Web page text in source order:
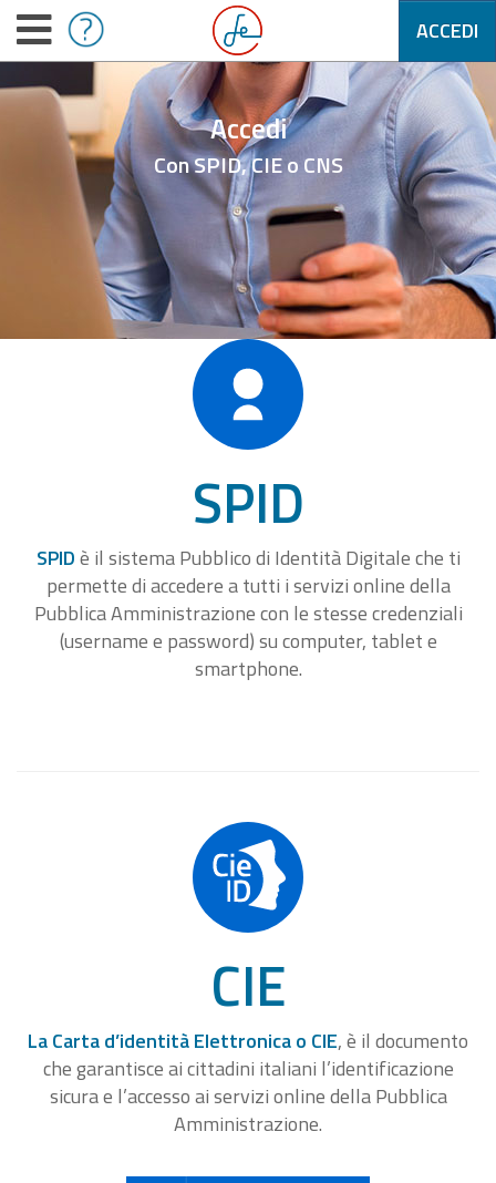
ACCEDI
Accedi
Con SPID, CIE o CNS
SPID
SPIDè il sistema Pubblico di Identità Digitale che ti
permette di accedere a tutti i servizi online della
Pubblica Amministrazione con le stesse credenziali
(username e password) su computer, tablet e
smartphone.
CIE
La Carta d’identità Elettronica o CIE, è il documento
che garantisce ai cittadini italiani l’identificazione
sicura e l’accesso ai servizi online della Pubblica
Amministrazione.